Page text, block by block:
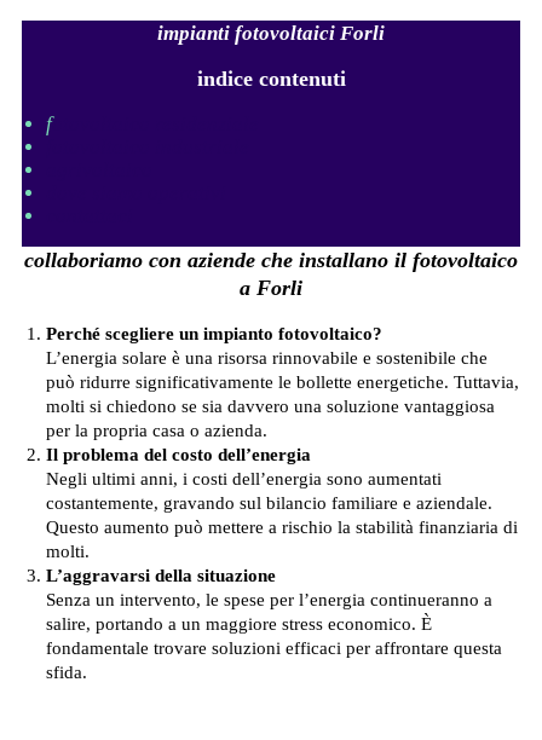
impianti fotovoltaici Forli
indice contenuti
fotovoltaico residenziale
collaboriamo con aziende che installano il fotovoltaico
a Forli
Perché scegliere un impianto fotovoltaico?
L’energia solare è una risorsa rinnovabile e sostenibile che
può ridurre significativamente le bollette energetiche. Tuttavia,
molti si chiedono se sia davvero una soluzione vantaggiosa
per la propria casa o azienda.
Il problema del costo dell’energia
Negli ultimi anni, i costi dell’energia sono aumentati
costantemente, gravando sul bilancio familiare e aziendale.
Questo aumento può mettere a rischio la stabilità finanziaria di
molti.
L’aggravarsi della situazione
Senza un intervento, le spese per l’energia continueranno a
salire, portando a un maggiore stress economico. È
fondamentale trovare soluzioni efficaci per affrontare questa
sfida.